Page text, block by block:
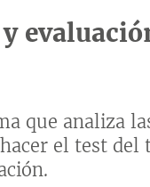
que analiza
el test